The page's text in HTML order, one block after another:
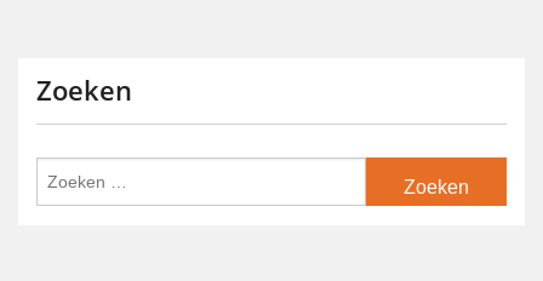
Zoeken